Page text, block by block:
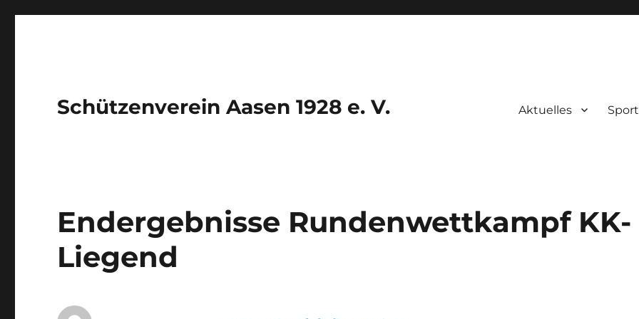
Schützenverein Aasen 1928 e. V. Aktuelles Sport
Endergebnisse Rundenwettkampf KK-
Liegend